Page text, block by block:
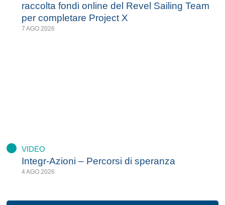
raccolta fondi online del Revel Sailing Team
per completare Project X
7 AGO 2026
VIDEO
Integr-Azioni – Percorsi di speranza
4 AGO 2026